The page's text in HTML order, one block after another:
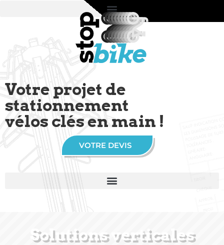
Votre projet de
stationnement
vélos clés en main !
VOTRE DEVIS
Solutions verticales